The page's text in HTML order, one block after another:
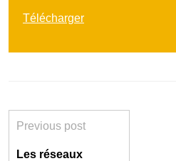
Télécharger
Previous post
Les réseaux